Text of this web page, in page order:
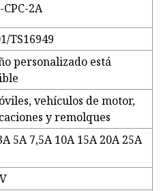
2A
TS16949
personalizado está
vehículos de motor,
y remolques
5A 7,5A 10A 15A 20A 25A